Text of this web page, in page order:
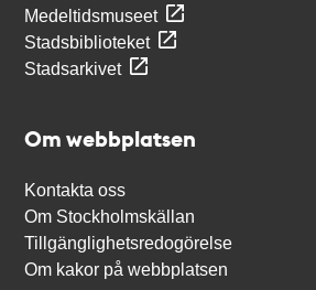
Medeltidsmuseet
Stadsbiblioteket
Stadsarkivet
Om webbplatsen
Kontakta oss
Om Stockholmskällan
Tillgänglighetsredogörelse
Om kakor på webbplatsen